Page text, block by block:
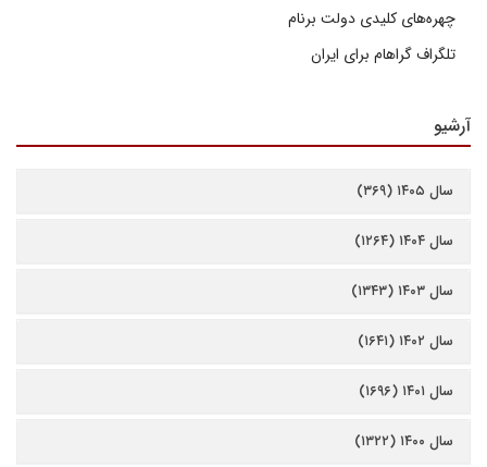
چهره‌های کلیدی دولت برنام
تلگراف گراهام برای ایران
آرشیو
سال ۱۴۰۵ (۳۶۹)
سال ۱۴۰۴ (۱۲۶۴)
سال ۱۴۰۳ (۱۳۴۳)
سال ۱۴۰۲ (۱۶۴۱)
سال ۱۴۰۱ (۱۶۹۶)
سال ۱۴۰۰ (۱۳۲۲)